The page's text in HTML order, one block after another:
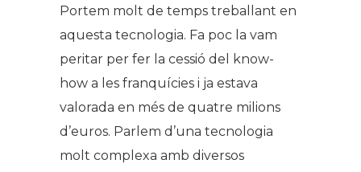
Portem molt de temps treballant en
aquesta tecnologia. Fa poc la vam
peritar per fer la cessió del know-
how a les franquícies i ja estava
valorada en més de quatre milions
d’euros. Parlem d’una tecnologia
molt complexa amb diversos